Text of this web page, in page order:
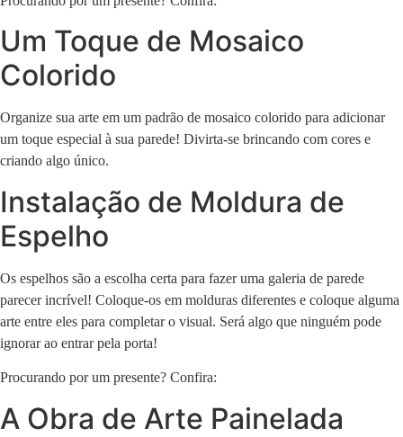
Um Toque de Mosaico
Colorido
Organize sua arte em um padrão de mosaico colorido para adicionar
um toque especial à sua parede! Divirta-se brincando com cores e
criando algo único.
Instalação de Moldura de
Espelho
Os espelhos são a escolha certa para fazer uma galeria de parede
parecer incrível! Coloque-os em molduras diferentes e coloque alguma
arte entre eles para completar o visual. Será algo que ninguém pode
ignorar ao entrar pela porta!
Procurando por um presente? Confira:
A Obra de Arte Painelada